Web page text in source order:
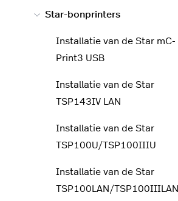
Star-bonprinters
Installatie van de Star mC-
Print3 USB
Installatie van de Star
TSP143IV LAN
Installatie van de Star
TSP100U/TSP100IIIU
Installatie van de Star
TSP100LAN/TSP100IIILAN